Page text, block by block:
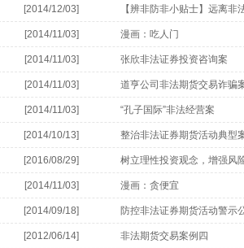
[2014/12/03] 【辨非防非小贴士】远离非
[2014/11/03] 漫画：吃人门
[2014/11/03] 张欣非法证券投资咨询案
[2014/11/03] 道亨公司非法期货交易诈骗
[2014/11/03] “孔子国际”非法经营案
[2014/10/13] 整治非法证券期货活动典型
[2016/08/29] 树立理性投资观念，增强风
[2014/11/03] 漫画：贪便宜
[2014/09/18] 防控非法证券期货活动警示
[2012/06/14] 非法期货交易案例四